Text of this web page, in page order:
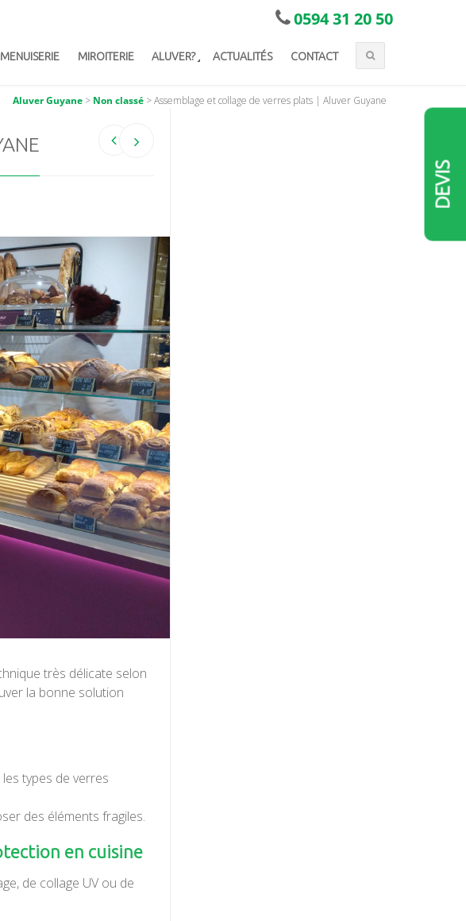
0594 31 20 50
MENUISERIE MIROITERIE ALUVER? ACTUALITÉS CONTACT
DEVIS
Aluver Guyane > Non classé >Assemblage et collage de verres plats | Aluver Guyane
très délicate selon
la bonne solution
types de verres
des éléments fragiles.
en cuisine
de collage UV ou de